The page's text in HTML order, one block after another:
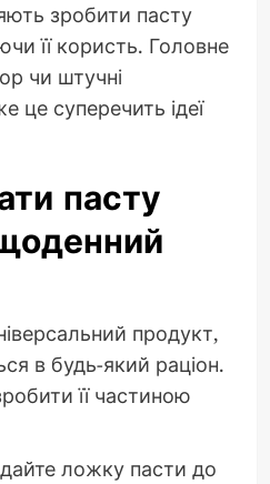
зробити пасту
її користь. Головне
чи штучні
це суперечить ідеї
пасту
продукт,
в будь-який раціон.
її частиною
ложку пасти до